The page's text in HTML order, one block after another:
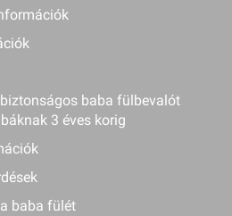
baba fülbevalót
3 éves korig
baba fülét